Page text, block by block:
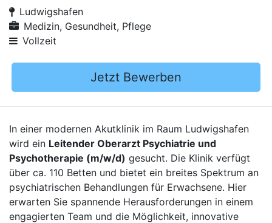
Ludwigshafen
Medizin, Gesundheit, Pflege
Vollzeit
Jetzt Bewerben
In einer modernen Akutklinik im Raum Ludwigshafen
wird ein Leitender Oberarzt Psychiatrie und
Psychotherapie (m/w/d) gesucht. Die Klinik verfügt
über ca. 110 Betten und bietet ein breites Spektrum an
psychiatrischen Behandlungen für Erwachsene. Hier
erwarten Sie spannende Herausforderungen in einem
engagierten Team und die Möglichkeit, innovative